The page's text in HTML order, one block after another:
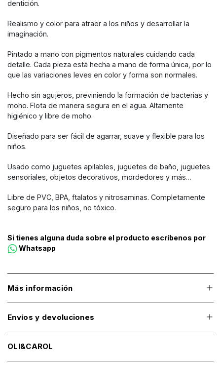
dentición.
Realismo y color para atraer a los niños y desarrollar la
imaginación.
Pintado a mano con pigmentos naturales cuidando cada
detalle. Cada pieza está hecha a mano de forma única, por lo
que las variaciones leves en color y forma son normales.
Hecho sin agujeros, previniendo la formación de bacterias y
moho. Flota de manera segura en el agua. Altamente
higiénico y libre de moho.
Diseñado para ser fácil de agarrar, suave y flexible para los
niños.
Usado como juguetes apilables, juguetes de baño, juguetes
sensoriales, objetos decorativos, mordedores y más…
Libre de PVC, BPA, ftalatos y nitrosaminas. Completamente
seguro para los niños, no tóxico.
Si tienes alguna duda sobre el producto escríbenos por
Whatsapp
Más información
Envíos y devoluciones
OLI&CAROL